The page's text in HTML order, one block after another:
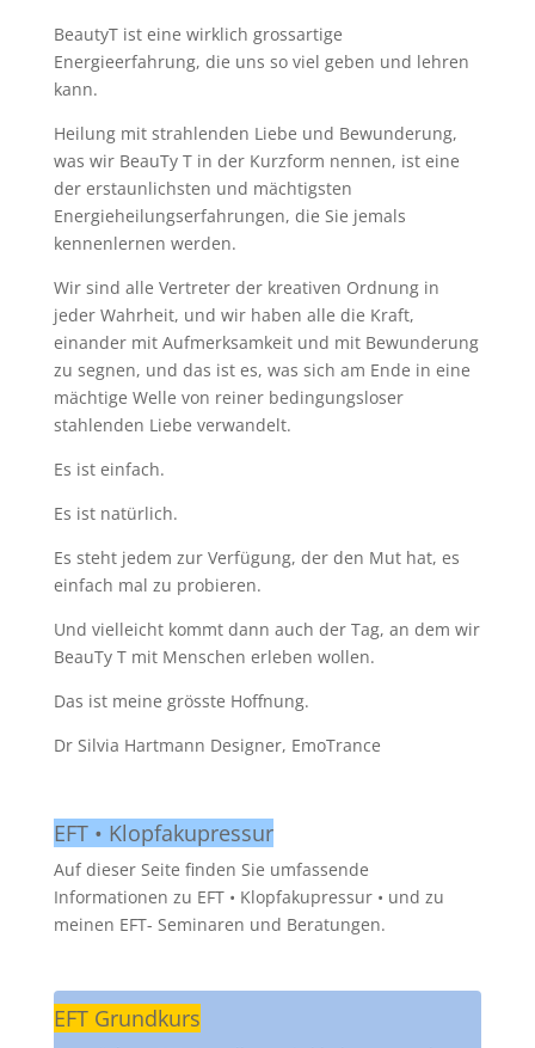
BeautyT ist eine wirklich grossartige
Energieerfahrung, die uns so viel geben und lehren
kann.
Heilung mit strahlenden Liebe und Bewunderung,
was wir BeauTy T in der Kurzform nennen, ist eine
der erstaunlichsten und mächtigsten
Energieheilungserfahrungen, die Sie jemals
kennenlernen werden.
Wir sind alle Vertreter der kreativen Ordnung in
jeder Wahrheit, und wir haben alle die Kraft,
einander mit Aufmerksamkeit und mit Bewunderung
zu segnen, und das ist es, was sich am Ende in eine
mächtige Welle von reiner bedingungsloser
stahlenden Liebe verwandelt.
Es ist einfach.
Es ist natürlich.
Es steht jedem zur Verfügung, der den Mut hat, es
einfach mal zu probieren.
Und vielleicht kommt dann auch der Tag, an dem wir
BeauTy T mit Menschen erleben wollen.
Das ist meine grösste Hoffnung.
Dr Silvia Hartmann Designer, EmoTrance
EFT • Klopfakupressur
Auf dieser Seite finden Sie umfassende
Informationen zu EFT • Klopfakupressur • und zu
meinen EFT- Seminaren und Beratungen.
EFT Grundkurs